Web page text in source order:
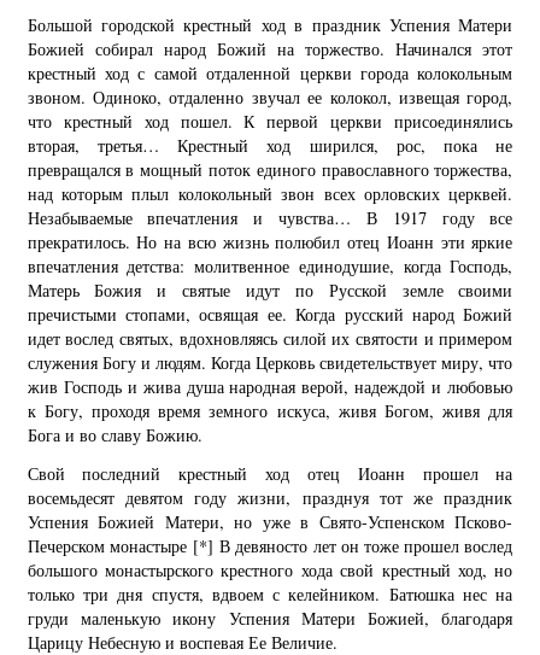
Большой городской крестный ход в праздник Успения Матери
Божией собирал народ Божий на торжество. Начинался этот
крестный ход с самой отдаленной церкви города колокольным
звоном. Одиноко, отдаленно звучал ее колокол, извещая город,
что крестный ход пошел. К первой церкви присоединялись
вторая, третья… Крестный ход ширился, рос, пока не
превращался в мощный поток единого православного торжества,
над которым плыл колокольный звон всех орловских церквей.
Незабываемые впечатления и чувства… В 1917 году все
прекратилось. Но на всю жизнь полюбил отец Иоанн эти яркие
впечатления детства: молитвенное единодушие, когда Господь,
Матерь Божия и святые идут по Русской земле своими
пречистыми стопами, освящая ее. Когда русский народ Божий
идет вослед святых, вдохновляясь силой их святости и примером
служения Богу и людям. Когда Церковь свидетельствует миру, что
жив Господь и жива душа народная верой, надеждой и любовью
к Богу, проходя время земного искуса, живя Богом, живя для
Бога и во славу Божию.
Свой последний крестный ход отец Иоанн прошел на
восемьдесят девятом году жизни, празднуя тот же праздник
Успения Божией Матери, но уже в Свято-Успенском Псково-
Печерском монастыре [*] В девяносто лет он тоже прошел вослед
большого монастырского крестного хода свой крестный ход, но
только три дня спустя, вдвоем с келейником. Батюшка нес на
груди маленькую икону Успения Матери Божией, благодаря
Царицу Небесную и воспевая Ее Величие.